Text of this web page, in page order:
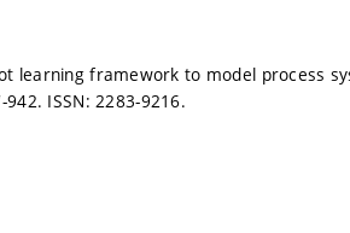
learning framework to model process
942. ISSN: 2283-9216.